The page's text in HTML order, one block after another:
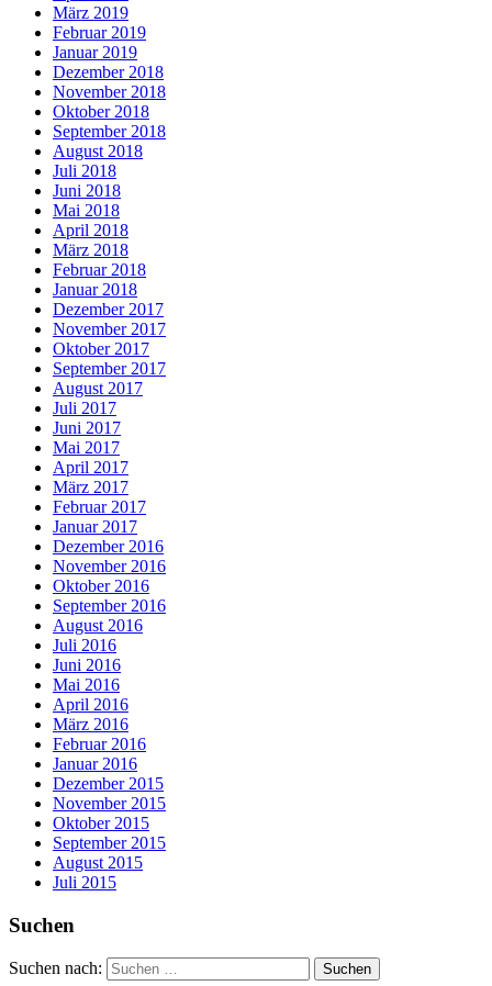
März 2019
Februar 2019
Januar 2019
Dezember 2018
November 2018
Oktober 2018
September 2018
August 2018
Juli 2018
Juni 2018
Mai 2018
April 2018
März 2018
Februar 2018
Januar 2018
Dezember 2017
November 2017
Oktober 2017
September 2017
August 2017
Juli 2017
Juni 2017
Mai 2017
April 2017
März 2017
Februar 2017
Januar 2017
Dezember 2016
November 2016
Oktober 2016
September 2016
August 2016
Juli 2016
Juni 2016
Mai 2016
April 2016
März 2016
Februar 2016
Januar 2016
Dezember 2015
November 2015
Oktober 2015
September 2015
August 2015
Juli 2015
Suchen
Suchen nach: